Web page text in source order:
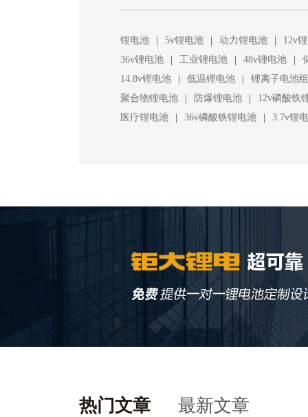
锂电池 | 5v锂电池 | 动力锂电池 |
12v
36v锂电池
| 工业锂电池 | 48v锂电池 |
14.8v锂电池
| 低温锂电池 |
锂离子电池组
聚合物锂电池
| 防爆锂电池 |
12v磷酸铁
医疗锂电池
| 36v磷酸铁锂电池 | 3.7v锂
热门文章 最新文章